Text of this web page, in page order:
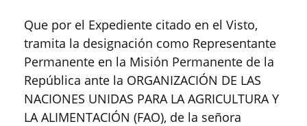
Que por el Expediente citado en el Visto,
tramita la designación como Representante
Permanente en la Misión Permanente de la
República ante la ORGANIZACIÓN DE LAS
NACIONES UNIDAS PARA LA AGRICULTURA Y
LA ALIMENTACIÓN (FAO), de la señora